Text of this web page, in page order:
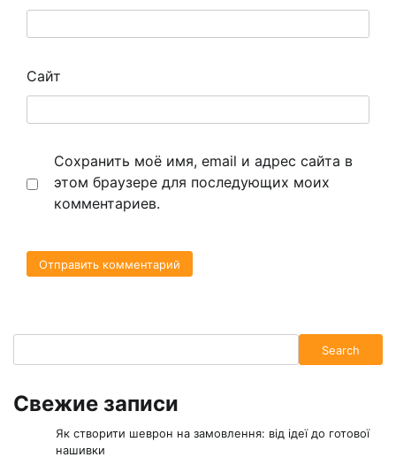
Сайт
Сохранить моё имя, email и адрес сайта в
этом браузере для последующих моих
комментариев.
Search
Свежие записи
Як створити шеврон на замовлення: від ідеї до готової
нашивки